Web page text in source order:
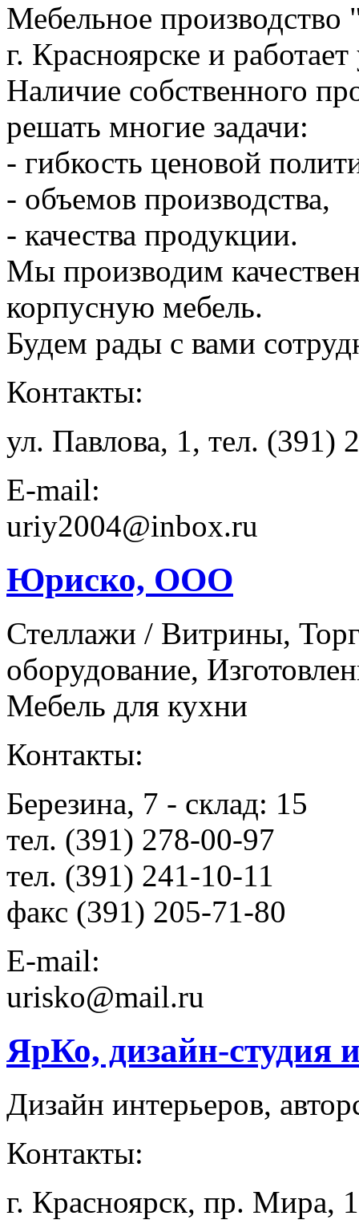
Мебельное
г. Красноярске и
Наличие собственного
решать многие задачи:
- гибкость ценовой
- объемов производства,
- качества продукции.
Мы производим
корпусную мебель.
Будем рады с вами
Контакты:
ул. Павлова, 1, тел. (391)
E-mail:
uriy2004@inbox.ru
Юриско, ООО
Стеллажи / Витрины,
оборудование,
Мебель для кухни
Контакты:
Березина, 7 - склад: 15
тел. (391) 278-00-97
тел. (391) 241-10-11
факс (391) 205-71-80
E-mail:
urisko@mail.ru
ЯрКо, дизайн-студия
Дизайн интерьеров,
Контакты:
г. Красноярск, пр. Мира,